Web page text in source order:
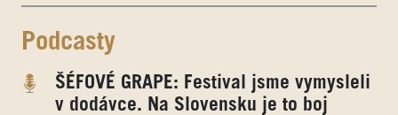
Podcasty
ŠÉFOVÉ GRAPE: Festival jsme vymysleli
v dodávce. Na Slovensku je to boj